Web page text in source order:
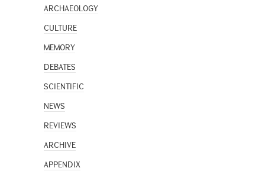
ARCHAEOLOGY
CULTURE
MEMORY
DEBATES
SCIENTIFIC
NEWS
REVIEWS
ARCHIVE
APPENDIX